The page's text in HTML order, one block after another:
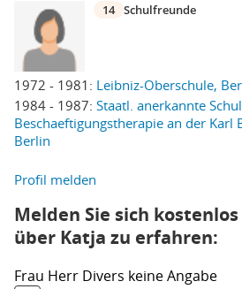
1972 - 1981: Leibniz-Oberschule,
1984 - 1987: Staatl. anerkannte
Beschaeftigungstherapie an der
Berlin
14 Schulfreunde
Profil melden
Melden Sie sich
über Katja zu erfahren:
Frau Herr Divers keine Angabe